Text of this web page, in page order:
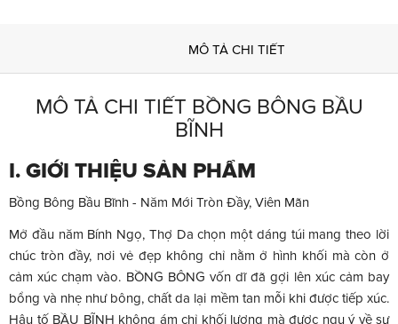
MÔ TẢ CHI TIẾT
MÔ TẢ CHI TIẾT BỒNG BÔNG BẦU
BĨNH
I. GIỚI THIỆU SẢN PHẨM
Bồng Bông Bầu Bĩnh - Năm Mới Tròn Đầy, Viên Mãn
Mở đầu năm Bính Ngọ, Thợ Da chọn một dáng túi mang theo lời
chúc tròn đầy, nơi vẻ đẹp không chỉ nằm ở hình khối mà còn ở
cảm xúc chạm vào. BỒNG BÔNG vốn dĩ đã gợi lên xúc cảm bay
bổng và nhẹ như bông, chất da lại mềm tan mỗi khi được tiếp xúc.
Hậu tố BẦU BĨNH không ám chỉ khối lượng mà được ngụ ý về sự